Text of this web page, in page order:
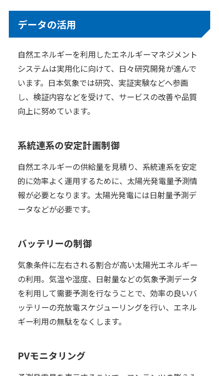
データの活用
自然エネルギーを利用したエネルギーマネジメント
システムは実用化に向けて、日々研究開発が進んで
います。日本気象では研究、実証実験などへ参画
し、検証内容などを受けて、サービスの改善や品質
向上に努めています。
系統連系の安定計画制御
自然エネルギーの供給量を見積り、系統連系を安定
的に効率よく運用するために、太陽光発電量予測情
報が必要となります。太陽光発電には日射量予測デ
ータなどが必要です。
バッテリーの制御
気象条件に左右される割合が高い太陽光エネルギー
の利用。気温や湿度、日射量などの気象予測データ
を利用して需要予測を行なうことで、効率の良いバ
ッテリーの充放電スケジューリングを行い、エネル
ギー利用の無駄をなくします。
PVモニタリング